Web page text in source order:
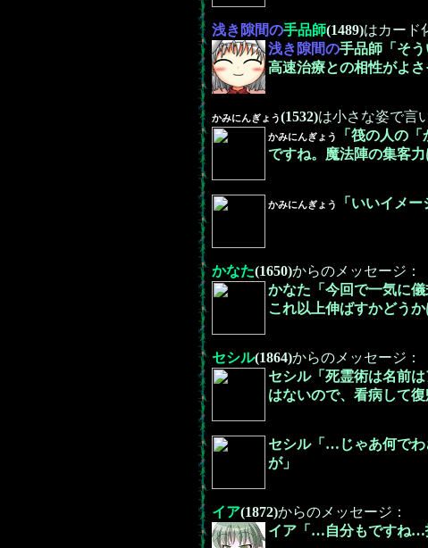
浅き隙間の手品師(1489)はカード
浅き隙間の手品師「そう
高速治療との相性がよ
かみにんぎょう(1532)は小さな姿で言
かみにんぎょう
「筏の人の
ですね。魔法陣の集客力
かみにんぎょう 「いいイメ
かなた(1650)からのメッセージ：
かなた「今回で一気に儀
これ以上伸ばすかどうか
セシル(1864)からのメッセージ：
セシル「死霊術は名前
はないので、看病して
セシル「…じゃあ何でわ
が」
イア(1872)からのメッセージ：
イア「…自分もですね…